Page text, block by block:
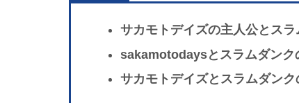
サカモトデイズの主人公とス
sakamotodaysとスラムダンク
サカモトデイズとスラムダンク